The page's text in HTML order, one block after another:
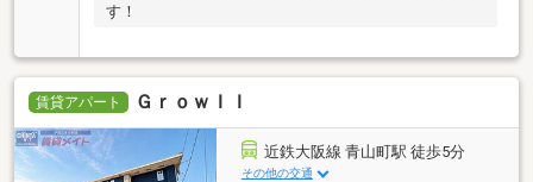
す！
賃貸アパート ＧｒｏｗＩＩ
近鉄大阪線 青山町駅 徒歩5分
その他の交通